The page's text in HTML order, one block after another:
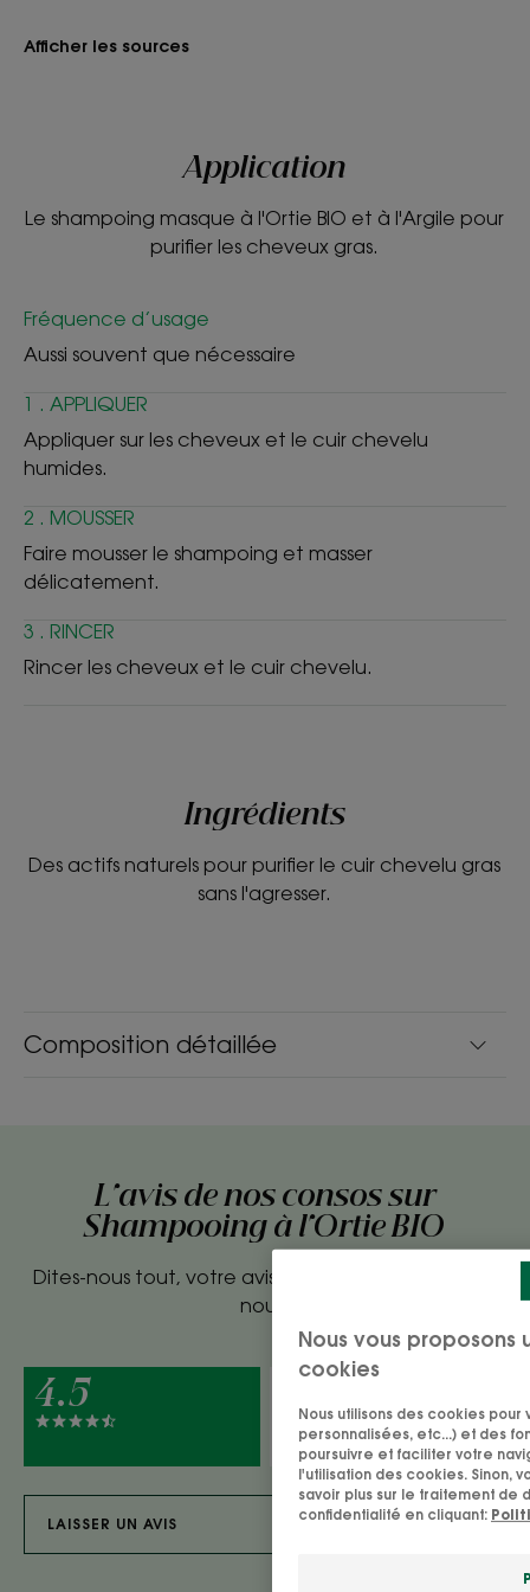
de l’écosystème environnant permet de limiter les
ENVIRONNEMENT
Liquide
Fluide.
Senteur du contenu
de satisfaction - 33 personnes après 28 jours d’utilisation.
Afficher les sources
Application
Le shampoing masque à l'Ortie BIO et à l'Argile pour
purifier les cheveux gras.
Fréquence d’usage
Aussi souvent que nécessaire
1 . APPLIQUER
Appliquer sur les cheveux et le cuir chevelu
humides.
2 . MOUSSER
Faire mousser le shampoing et masser
délicatement.
3 . RINCER
Rincer les cheveux et le cuir chevelu.
Ingrédients
Des actifs naturels pour purifier le cuir chevelu gras
sans l'agresser.
Composition détaillée
L'avis de nos consos sur
Shampooing à l'Ortie BIO
Dites-nous tout, votre avis compte vraiment pour
nous.
4.5
recommanderaient ce produit
à un ami
LAISSER UN AVIS
Nous vous
cookies
Nous utilisons des cookies
personnalisées, etc...) et des
poursuivre et faciliter votre
l'utilisation des cookies. Sinon,
savoir plus sur le traitement de
confidentialité en cliquant: